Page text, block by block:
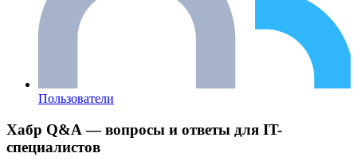
Пользователи
Хабр Q&A — вопросы и ответы для IT-
специалистов